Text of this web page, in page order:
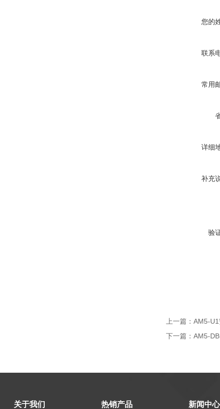
您的
联系
常用
详细
补充
验
上一篇： AM5-
下一篇： AM5-
关于我们 热销产品 新闻中心